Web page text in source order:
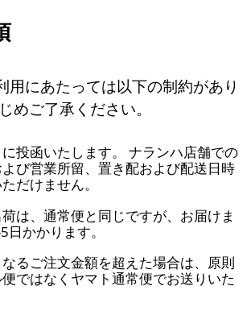
用にあたっては以下の制約があり
めご了承ください。
投函いたします。 ナランハ店舗での
び営業所留、置き配および配送日時
だけません。
は、通常便と同じですが、お届けま
かかります。
るご注文金額を超えた場合は、原則
ではなくヤマト通常便でお送りいた